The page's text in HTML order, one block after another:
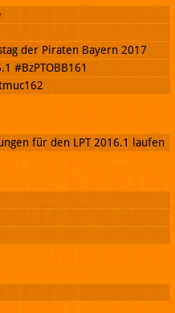
der Piraten Bayern 2017
#BzPTOBB161
für den LPT 2016.1 laufen